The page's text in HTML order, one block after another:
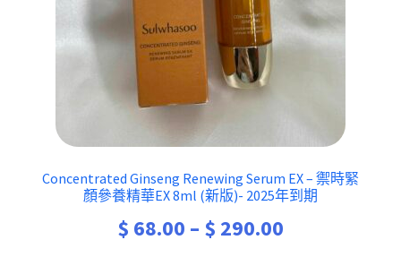
Concentrated Ginseng Renewing Serum EX – 禦時緊
顏參養精華EX 8ml (新版)- 2025年到期
$ 68.00 – $ 290.00